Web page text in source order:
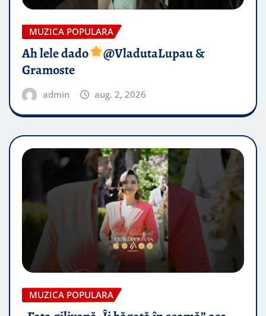
MUZICA POPULARA
Ah lele dado​
@VladutaLupau &
Gramoste
admin aug. 2, 2026
MUZICA POPULARA